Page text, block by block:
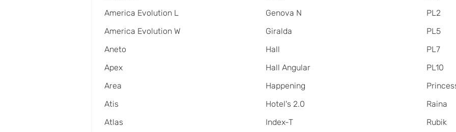
America Evolution L
America Evolution W
Aneto
Apex
Area
Atis
Atlas
Genova N
Giralda
Hall
Hall Angular
Happening
Hotel's 2.0
Index-T
PL2
PL5
PL7
PL10
Raina
Rubik